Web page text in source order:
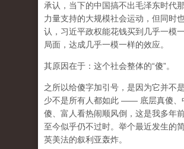
承认，当下的中国搞不出毛泽东时代
力量支持的大规模社会运动，但同时
认，习近平政权能花钱买到几乎一模
局面，达成几乎一模一样的效应。
其原因在于：这个社会整体的“傻”。
之所以给傻字加引号，是因为它并不
少不是所有人都如此 —— 底层真傻、
傻、富人看热闹顺风倒，这是我多年
至今似乎仍不过时。举个最近发生的
英美法的叙利亚轰炸。